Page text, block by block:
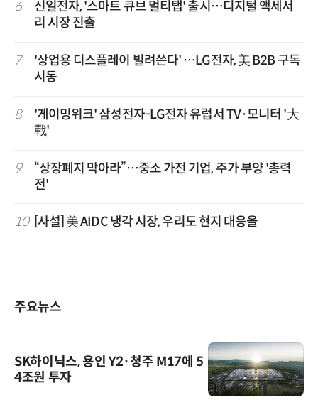
6
신일전자, '스마트 큐브 멀티탭' 출시…디지털 액세서
리 시장 진출
7
'상업용 디스플레이 빌려쓴다' …LG전자, 美 B2B 구독
시동
8
'게이밍위크' 삼성전자-LG전자 유럽서 TV·모니터 '大
戰'
9
“상장폐지 막아라”…중소 가전 기업, 주가 부양 '총력
전'
10 [사설] 美 AIDC 냉각 시장, 우리도 현지 대응을
주요뉴스
SK하이닉스, 용인 Y2·청주 M17에 5
4조원 투자